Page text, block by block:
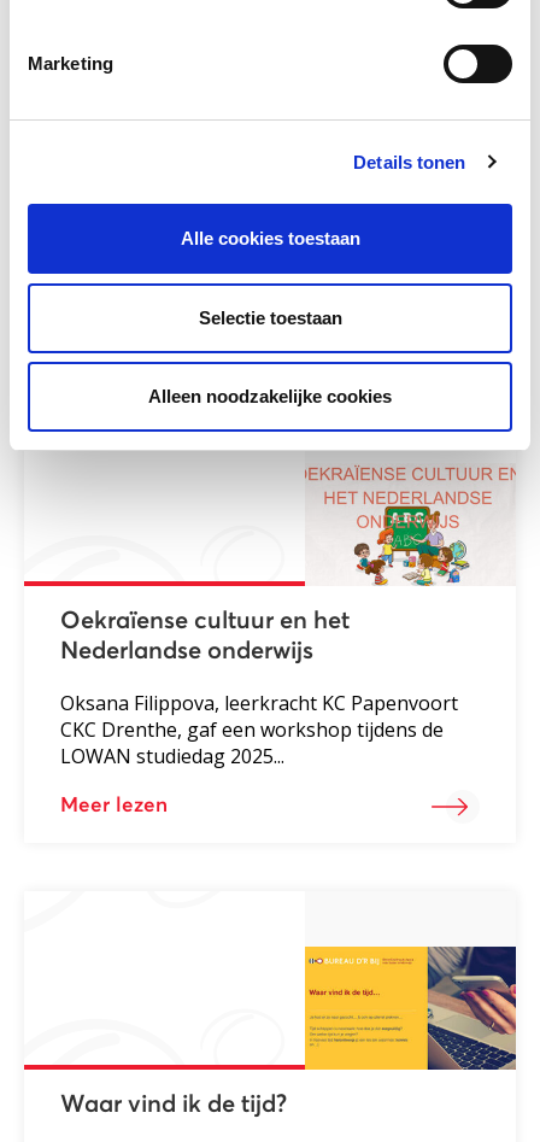
Marketing
Details tonen
Alle cookies toestaan
Selectie toestaan
Alleen noodzakelijke cookies
eigenaar van Bureau d'r Bij gaf een workshop
tijdens de LOWAN...
Oekraïense cultuur en het
Nederlandse onderwijs
Oksana Filippova, leerkracht KC Papenvoort
CKC Drenthe, gaf een workshop tijdens de
LOWAN studiedag 2025...
Meer lezen
Waar vind ik de tijd?